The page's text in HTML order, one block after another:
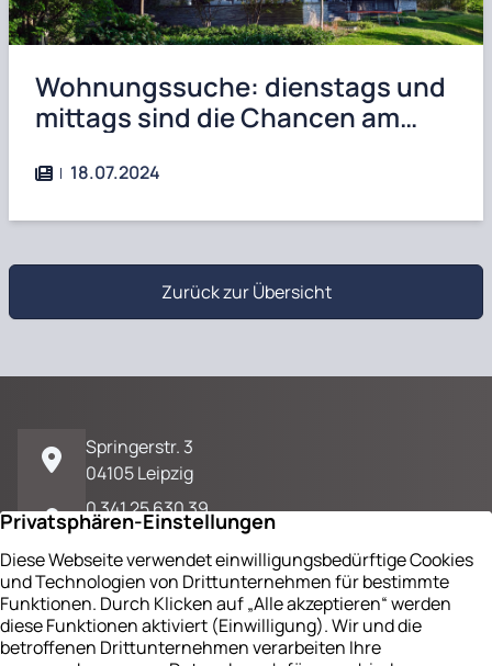
Wohnungssuche: dienstags und
mittags sind die Chancen am
18.07.2024
Zurück zur Übersicht
Springerstr. 3
04105 Leipzig
0 341 25 630 39
E-Mail / Kontakt
Impressum
Datenschutz